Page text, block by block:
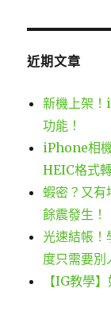
近期文章
新機上架
功能！
iPhone相
HEIC格式
蝦密？又
餘震發生！
光速結帳！
度只需要別
【IG教學